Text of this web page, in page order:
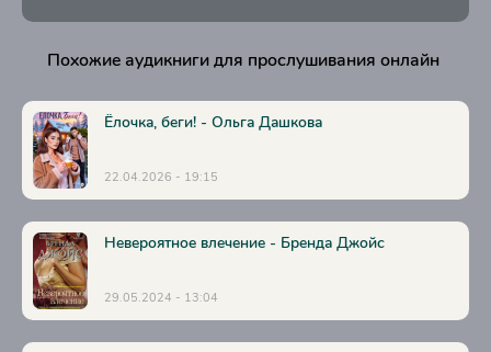
Похожие аудикниги для прослушивания онлайн
Ёлочка, беги! - Ольга Дашкова
22.04.2026 - 19:15
Невероятное влечение - Бренда Джойс
29.05.2024 - 13:04